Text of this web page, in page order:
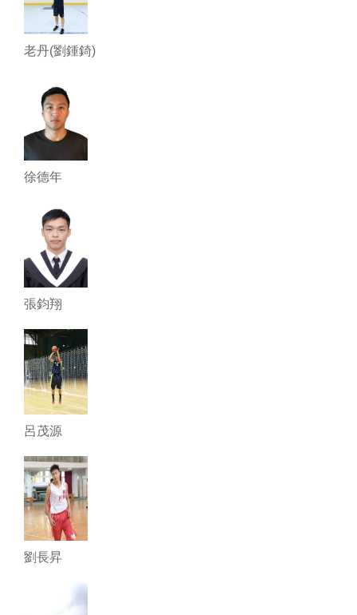
老丹(劉鍾錡)
徐德年
張鈞翔
呂茂源
劉長昇